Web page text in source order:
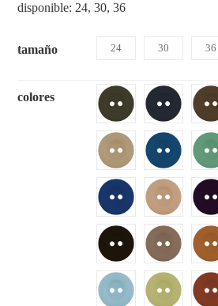
disponible: 24, 30, 36
tamaño 24 30 36
colores